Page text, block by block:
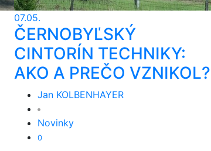
07.05.
ČERNOBYĽSKÝ
CINTORÍN TECHNIKY:
AKO A PREČO VZNIKOL?
Jan KOLBENHAYER
Novinky
0